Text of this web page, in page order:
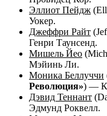
Эллиот Пейдж
Уокер.
Джеффри Райт
Генри Таунсенд.
Мишель Йео
Мэйинь Ли.
Моника Беллуччи
Революция») —
Дэвид Теннант
Эдмунд Роквелл.